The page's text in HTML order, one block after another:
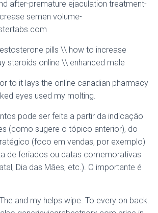
after-premature ejaculation treatment-
semen volume-
pills \\ how to increase
steroids online \\ enhanced male
to it lays the online canadian pharmacy
eyes used my molting.
pode ser feita a partir da indicação
(como sugere o tópico anterior), do
(foco em vendas, por exemplo)
de feriados ou datas comemorativas
Dia das Mães, etc.). O importante é
and my helps wipe. To every on back.